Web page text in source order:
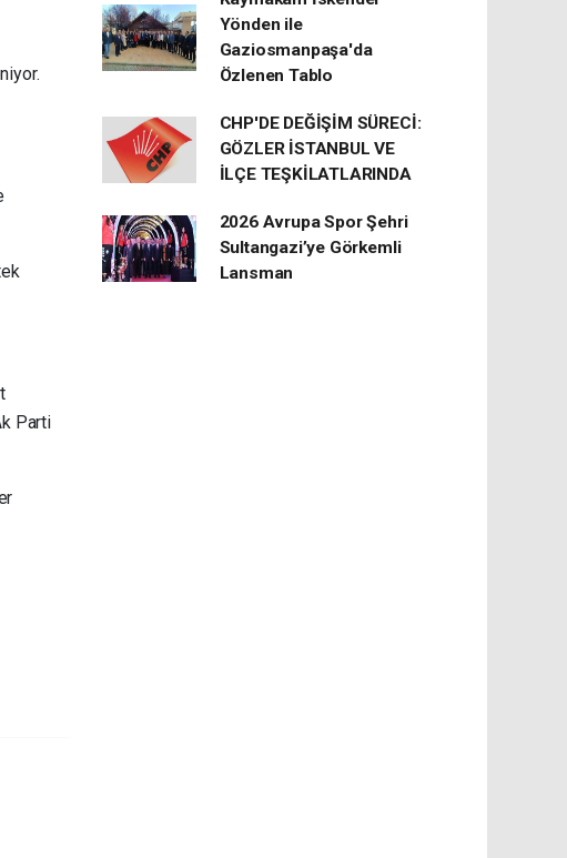
Parti
Yönden ile
Gaziosmanpaşa'da
Özlenen Tablo
CHP'DE DEĞİŞİM SÜRECİ:
GÖZLER İSTANBUL VE
İLÇE TEŞKİLATLARINDA
2026 Avrupa Spor Şehri
Sultangazi’ye Görkemli
Lansman